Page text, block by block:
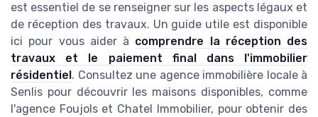
est essentiel de se renseigner sur les aspects légaux et
de réception des travaux. Un guide utile est disponible
ici pour vous aider à comprendre la réception des
travaux et le paiement final dans l'immobilier
résidentiel . Consultez une agence immobilière locale à
Senlis pour découvrir les maisons disponibles, comme
l'agence Foujols et Chatel Immobilier, pour obtenir des